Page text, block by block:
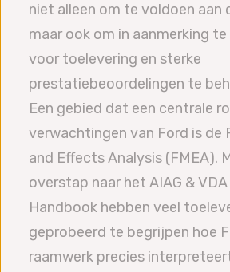
niet alleen om te voldoen aan
maar ook om in aanmerking
voor toelevering en sterke
prestatiebeoordelingen te
Een gebied dat een centrale
verwachtingen van Ford is de
and Effects Analysis (FMEA).
overstap naar het AIAG & VDA
Handbook hebben veel
geprobeerd te begrijpen hoe
raamwerk precies